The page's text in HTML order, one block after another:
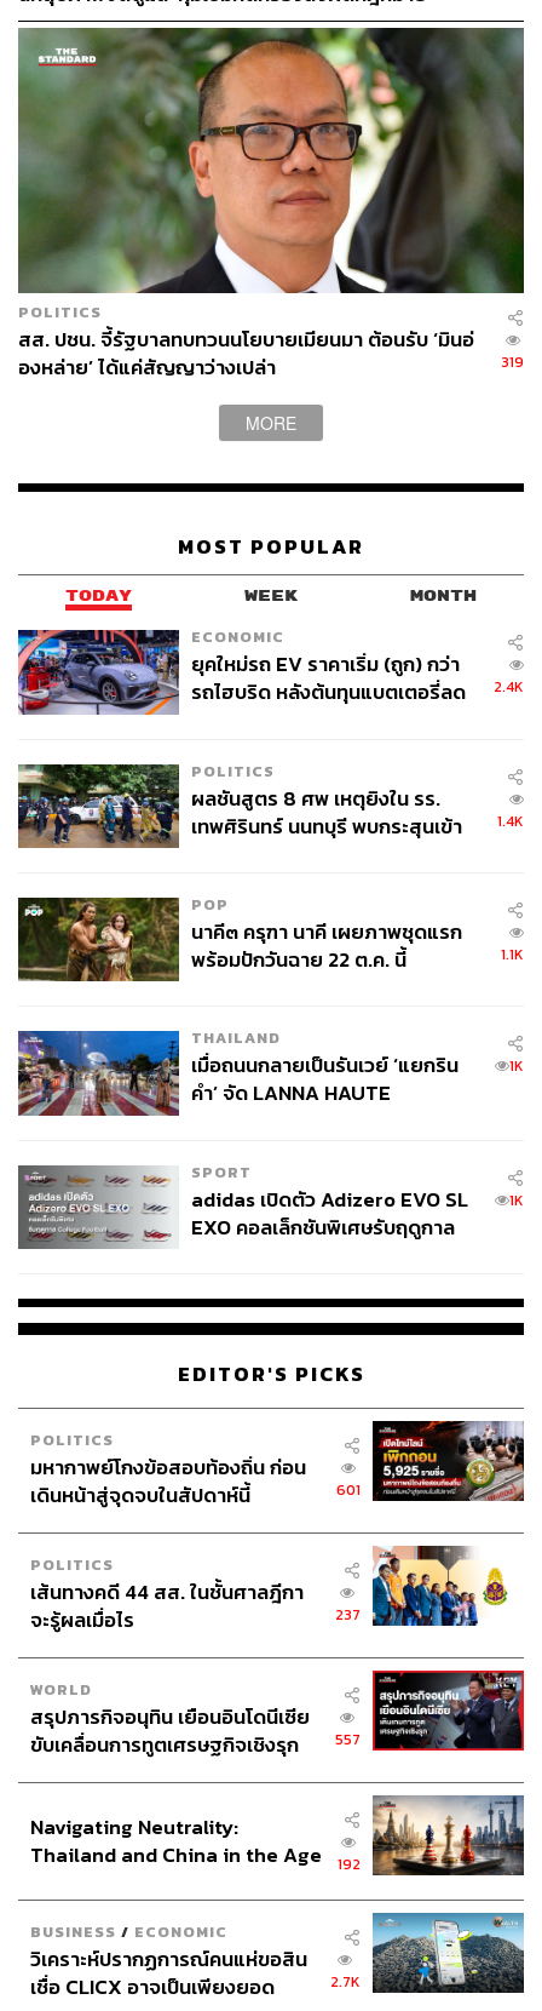
POLITICS
สส. ปชน. จี้รัฐบาลทบทวนนโยบายเมียนมา ต้อนรับ ‘มินอ่
องหล่าย’ ได้แค่สัญญาว่างเปล่า
319
MORE
MOST POPULAR
TODAY WEEK MONTH
ECONOMIC
ยุคใหม่รถ EV ราคาเริ่ม (ถูก) กว่า
รถไฮบริด หลังต้นทุนแบตเตอรี่ลด
2.4K
POLITICS
ผลชันสูตร 8 ศพ เหตุยิงใน รร.
เทพศิรินทร์ นนทบุรี พบกระสุนเข้า
1.4K
POP
นาคี๓ ครุฑา นาคี เผยภาพชุดแรก
พร้อมปักวันฉาย 22 ต.ค. นี้
1.1K
THAILAND
เมื่อถนนกลายเป็นรันเวย์ ‘แยกริน
คำ’ จัด LANNA HAUTE
1K
SPORT
adidas เปิดตัว Adizero EVO SL
EXO คอลเล็กชันพิเศษรับฤดูกาล
1K
EDITOR'S PICKS
POLITICS
มหากาพย์โกงข้อสอบท้องถิ่น ก่อน
เดินหน้าสู่จุดจบในสัปดาห์นี้
601
POLITICS
เส้นทางคดี 44 สส. ในชั้นศาลฎีกา
จะรู้ผลเมื่อไร
237
WORLD
สรุปภารกิจอนุทิน เยือนอินโดนีเซีย
ขับเคลื่อนการทูตเศรษฐกิจเชิงรุก
557
Navigating Neutrality:
Thailand and China in the Age
192
BUSINESS / ECONOMIC
วิเคราะห์ปรากฏการณ์คนแห่ขอสิน
เชื่อ CLICX อาจเป็นเพียงยอด
2.7K